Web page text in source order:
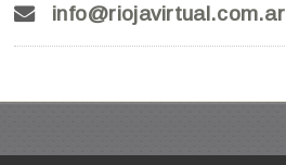
info@riojavirtual.com.ar